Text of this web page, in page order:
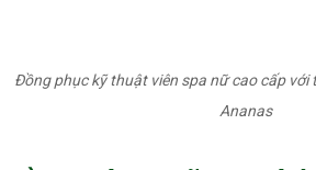
Đồng phục kỹ thuật viên spa nữ cao cấp với
Ananas